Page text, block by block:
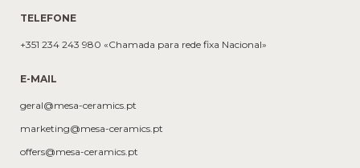
TELEFONE
+351 234 243 980 «Chamada para rede fixa Nacional»
E-MAIL
geral@mesa-ceramics.pt
marketing@mesa-ceramics.pt
offers@mesa-ceramics.pt